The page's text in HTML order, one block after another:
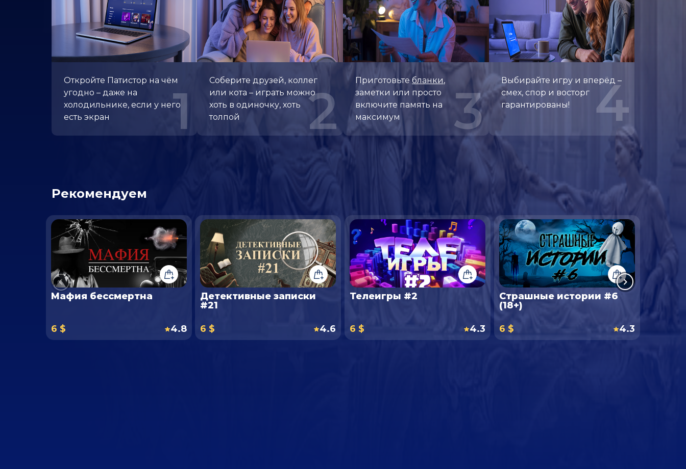
Откройте Патистор на чём
угодно – даже на
холодильнике, если у него
есть экран
1
Соберите друзей, коллег
или кота – играть можно
хоть в одиночку, хоть
толпой
2 Приготовьте бланки,
заметки или просто
включите память на
максимум
3
Выбирайте игру и вперёд –
смех, спор и восторг
гарантированы!
4
Рекомендуем
Мафия бессмертна
6 $ 4.8
Детективные записки
#21
6 $ 4.6
Телеигры #2
6 $ 4.3
Страшные истории #6
(18+)
6 $ 4.3